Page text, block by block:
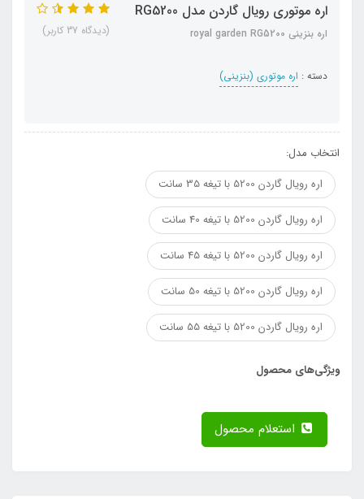
اره موتوری رویال گاردن مدل RG5200
اره بنزینی royal garden RG5200
دسته : اره موتوری (بنزینی)
(دیدگاه 37 کاربر)
انتخاب مدل:
اره رویال گاردن 5200 با تیغه 35 سانت
اره رویال گاردن 5200 با تیغه 40 سانت
اره رویال گاردن 5200 با تیغه 45 سانت
اره رویال گاردن 5200 با تیغه 50 سانت
اره رویال گاردن 5200 با تیغه 55 سانت
ویژگی‌های محصول